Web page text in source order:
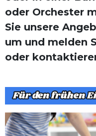
oder Orchester
Sie unsere
um und melden
oder